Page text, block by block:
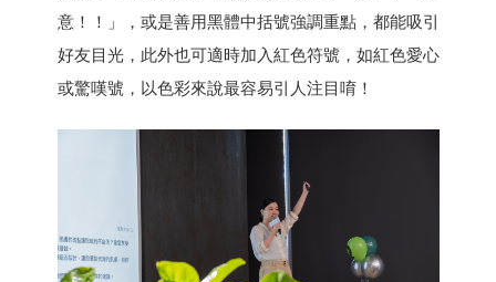
意！！」，或是善用黑體中括號強調重點，都能吸引
好友目光，此外也可適時加入紅色符號，如紅色愛心
或驚嘆號，以色彩來說最容易引人注目唷！